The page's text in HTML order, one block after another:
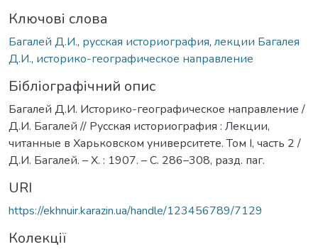
Ключові слова
Багалей Д.И., русская историография, лекции Багалея
Д.И., историко-географическое направление
Бібліографічний опис
Багалей Д.И. Историко-географическое направление /
Д.И. Багалей // Русская историография : Лекции,
читанные в Харьковском университете. Том I, часть 2 /
Д.И. Багалей. – Х. : 1907. – С. 286–308, разд. паг.
URI
https://ekhnuir.karazin.ua/handle/123456789/7129
Колекції